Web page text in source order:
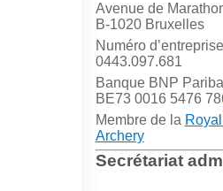
Avenue de
B-1020 Bruxelles
Numéro d’entreprise
0443.097.681
Banque BNP
BE73 0016 5476
Membre de la
Archery
Secrétariat